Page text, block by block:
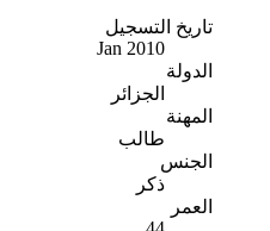
تاريخ التسجيل
Jan 2010
الدولة
الجزائر
المهنة
طالب
الجنس
ذكر
العمر